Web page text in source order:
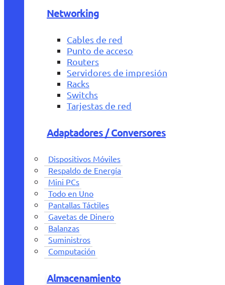
Networking
Cables de red
Punto de acceso
Routers
Servidores de impresión
Racks
Switchs
Tarjestas de red
Adaptadores / Conversores
Dispositivos Móviles
Respaldo de Energía
Mini PCs
Todo en Uno
Pantallas Táctiles
Gavetas de Dinero
Balanzas
Suministros
Computación
Almacenamiento